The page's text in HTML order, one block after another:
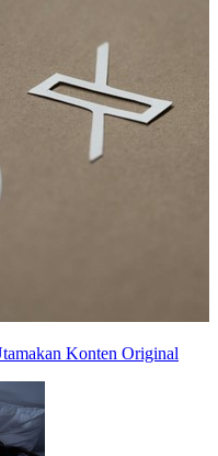
Konten Original